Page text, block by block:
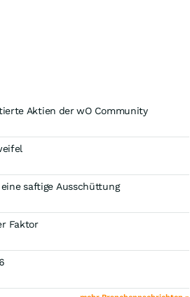
Aktien der wO Community
saftige Ausschüttung
Faktor